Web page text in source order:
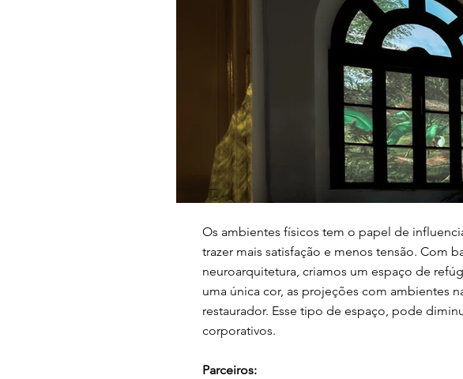
Os ambientes físicos tem o papel de
trazer mais satisfação e menos tensão. Com
neuroarquitetura, criamos um espaço de
uma única cor, as projeções com ambientes
restaurador. Esse tipo de espaço, pode
corporativos.
Parceiros: